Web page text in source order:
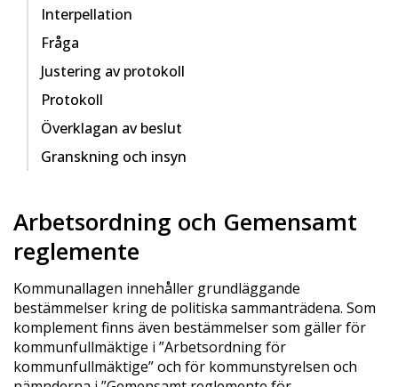
Interpellation
Fråga
Justering av protokoll
Protokoll
Överklagan av beslut
Granskning och insyn
Arbetsordning och Gemensamt
reglemente
Kommunallagen innehåller grundläggande
bestämmelser kring de politiska sammanträdena. Som
komplement finns även bestämmelser som gäller för
kommunfullmäktige i ”Arbetsordning för
kommunfullmäktige” och för kommunstyrelsen och